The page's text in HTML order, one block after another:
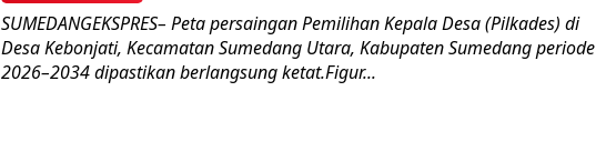
SUMEDANGEKSPRES– Peta persaingan Pemilihan Kepala Desa (Pilkades) di
Desa Kebonjati, Kecamatan Sumedang Utara, Kabupaten Sumedang periode
2026–2034 dipastikan berlangsung ketat.Figur...